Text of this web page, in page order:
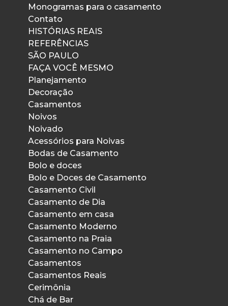
Monogramas para o casamento
Contato
HISTÓRIAS REAIS
REFERÊNCIAS
SÃO PAULO
FAÇA VOCÊ MESMO
Planejamento
Decoração
Casamentos
Noivos
Noivado
Acessórios para Noivas
Bodas de Casamento
Bolo e doces
Bolo e Doces de Casamento
Casamento Civil
Casamento de Dia
Casamento em casa
Casamento Moderno
Casamento na Praia
Casamento no Campo
Casamentos
Casamentos Reais
Cerimônia
Chá de Bar